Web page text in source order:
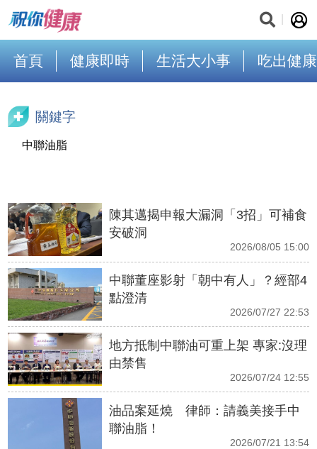
首頁 健康即時 生活大小事 吃出健康
關鍵字
中聯油脂
陳其邁揭申報大漏洞「3招」可補食
安破洞
2026/08/05 15:00
中聯董座影射「朝中有人」？經部4
點澄清
2026/07/27 22:53
地方抵制中聯油可重上架 專家:沒理
由禁售
2026/07/24 12:55
油品案延燒 律師：請義美接手中
聯油脂！
2026/07/21 13:54